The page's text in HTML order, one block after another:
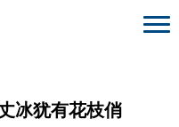
冰犹有花枝俏